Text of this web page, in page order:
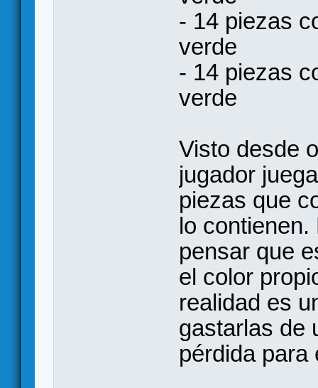
- 14 piezas
verde
- 14 piezas
verde
Visto desde
jugador
piezas que
lo
pensar que
el color
realidad es
gastarlas de
pérdida para